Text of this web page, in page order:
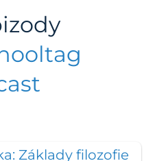
Základy filozofie